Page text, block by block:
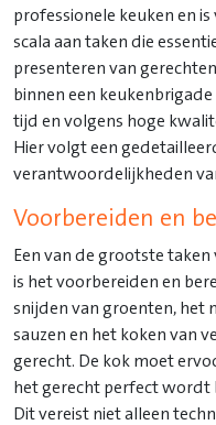
professionele keuken en
scala aan taken die
presenteren van
binnen een
tijd en volgens hoge
Hier volgt een
verantwoordelijkheden
Voorbereiden en
Een van de grootste
is het voorbereiden en
snijden van groenten, het
sauzen en het koken van
gerecht. De kok moet
het gerecht perfect wordt
Dit vereist niet alleen